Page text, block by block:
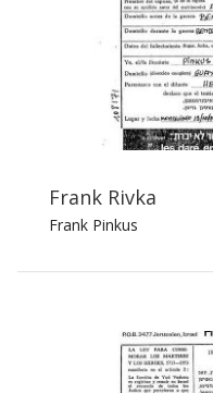
Frank Rivka
Frank Pinkus